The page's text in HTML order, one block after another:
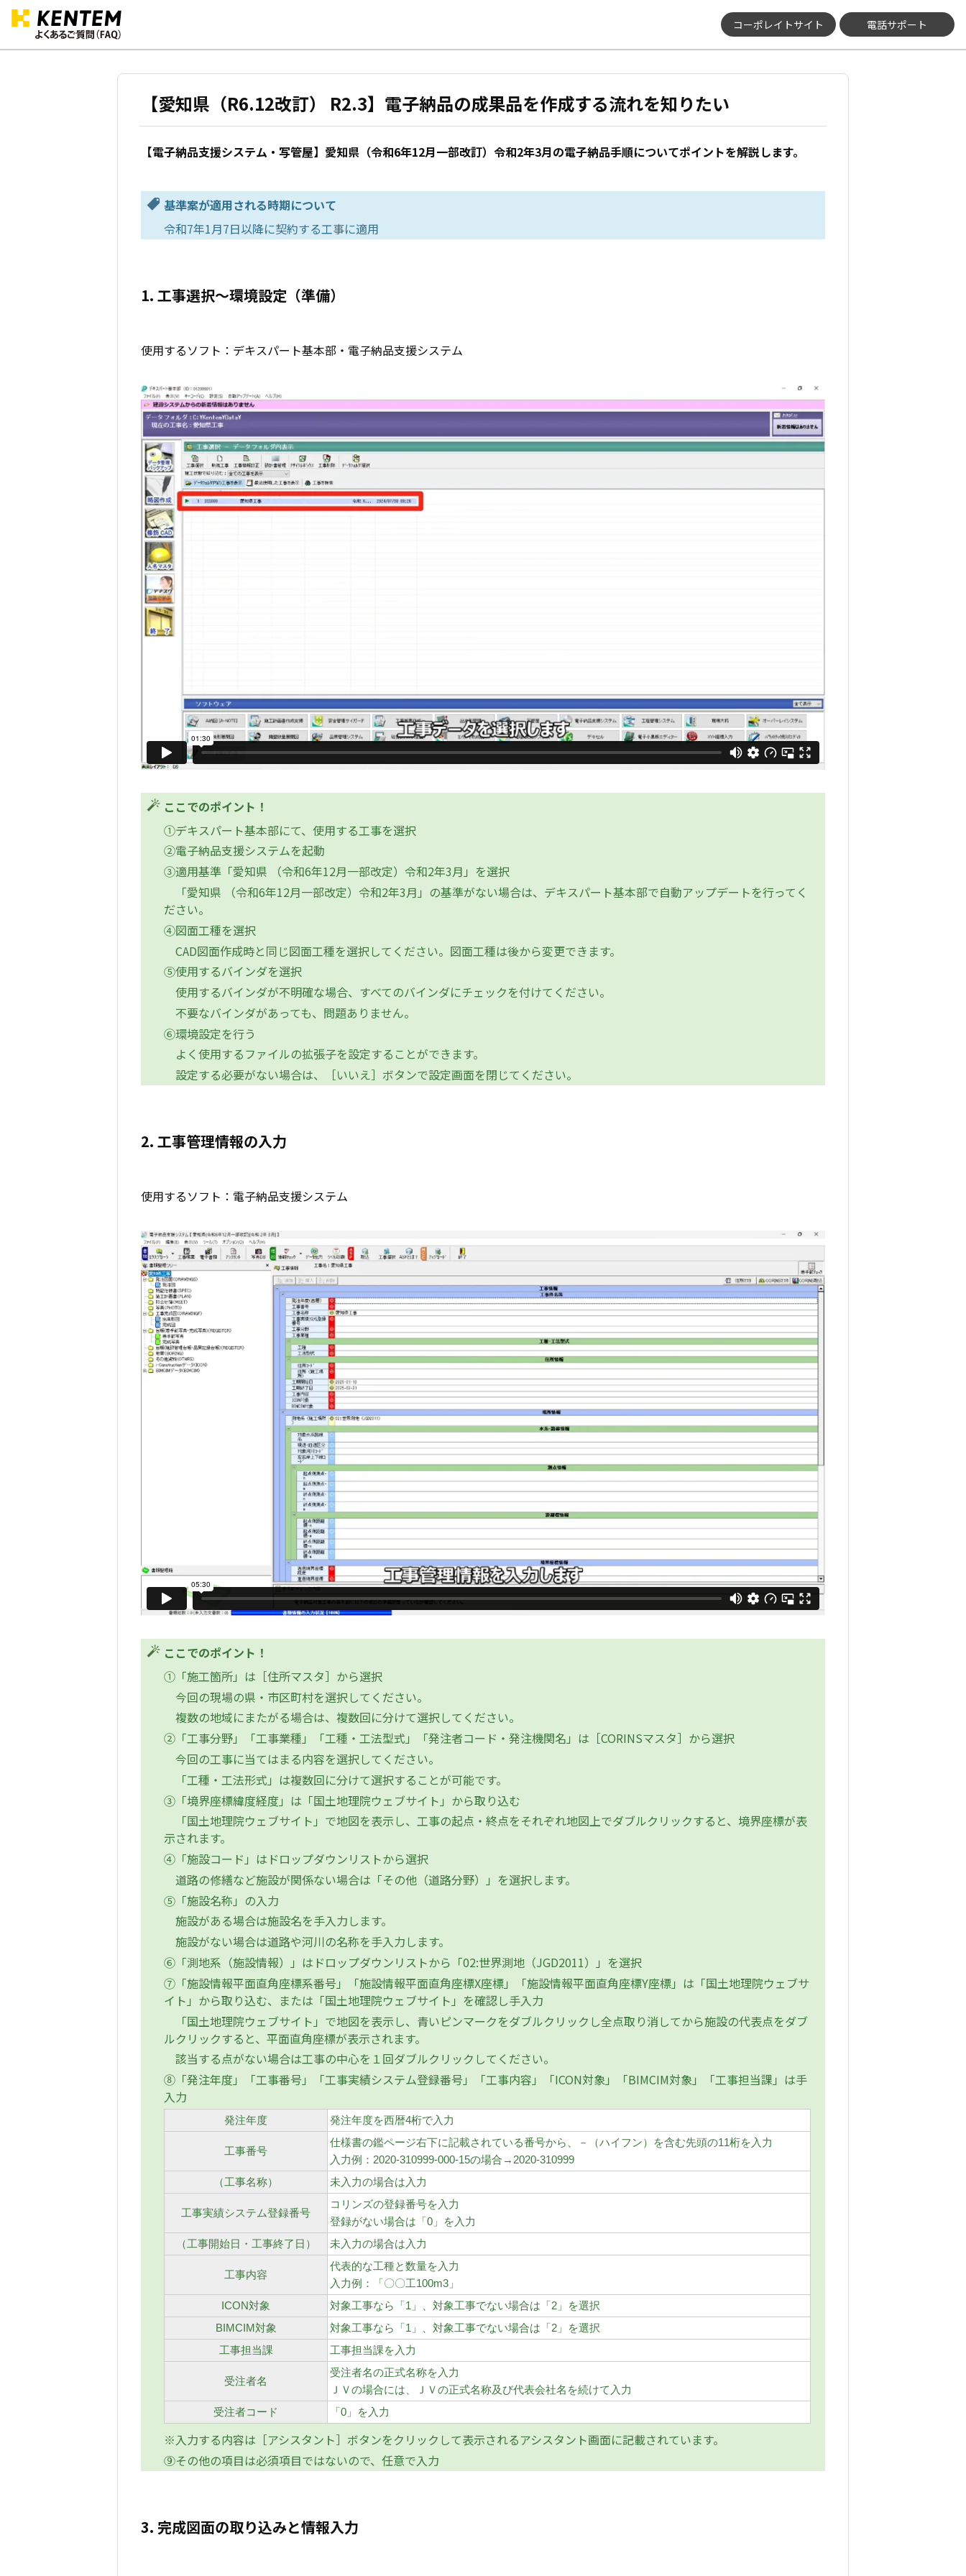
コーポレイトサイト 電話サポート
【愛知県（R6.12改訂） R2.3】電子納品の成果品を作成する流れを知りたい
【電子納品支援システム・写管屋】愛知県（令和6年12月一部改訂）令和2年3月の電子納品手順についてポイントを解説します。
基準案が適用される時期について
令和7年1月7日以降に契約する工事に適用
1. 工事選択～環境設定（準備）
使用するソフト：デキスパート基本部・電子納品支援システム
ここでのポイント！
①デキスパート基本部にて、使用する工事を選択
②電子納品支援システムを起動
③適用基準「愛知県 （令和6年12月一部改定）令和2年3月」を選択
「愛知県 （令和6年12月一部改定）令和2年3月」の基準がない場合は、デキスパート基本部で自動アップデートを行ってく
ださい。
④図面工種を選択
CAD図面作成時と同じ図面工種を選択してください。図面工種は後から変更できます。
⑤使用するバインダを選択
使用するバインダが不明確な場合、すべてのバインダにチェックを付けてください。
不要なバインダがあっても、問題ありません。
⑥環境設定を行う
よく使用するファイルの拡張子を設定することができます。
設定する必要がない場合は、［いいえ］ボタンで設定画面を閉じてください。
2. 工事管理情報の入力
使用するソフト：電子納品支援システム
ここでのポイント！
①「施工箇所」は［住所マスタ］から選択
今回の現場の県・市区町村を選択してください。
複数の地域にまたがる場合は、複数回に分けて選択してください。
②「工事分野」「工事業種」「工種・工法型式」「発注者コード・発注機関名」は［CORINSマスタ］から選択
今回の工事に当てはまる内容を選択してください。
「工種・工法形式」は複数回に分けて選択することが可能です。
③「境界座標緯度経度」は「国土地理院ウェブサイト」から取り込む
「国土地理院ウェブサイト」で地図を表示し、工事の起点・終点をそれぞれ地図上でダブルクリックすると、境界座標が表
示されます。
④「施設コード」はドロップダウンリストから選択
道路の修繕など施設が関係ない場合は「その他（道路分野）」を選択します。
⑤「施設名称」の入力
施設がある場合は施設名を手入力します。
施設がない場合は道路や河川の名称を手入力します。
⑥「測地系（施設情報）」はドロップダウンリストから「02:世界測地（JGD2011）」を選択
⑦「施設情報平面直角座標系番号」「施設情報平面直角座標X座標」「施設情報平面直角座標Y座標」は「国土地理院ウェブサ
イト」から取り込む、または「国土地理院ウェブサイト」を確認し手入力
「国土地理院ウェブサイト」で地図を表示し、青いピンマークをダブルクリックし全点取り消してから施設の代表点をダブ
ルクリックすると、平面直角座標が表示されます。
該当する点がない場合は工事の中心を１回ダブルクリックしてください。
⑧「発注年度」「工事番号」「工事実績システム登録番号」「工事内容」「ICON対象」「BIMCIM対象」「工事担当課」は手
入力
発注年度 発注年度を西暦4桁で入力
工事番号
仕様書の鑑ページ右下に記載されている番号から、－（ハイフン）を含む先頭の11桁を入力
入力例：2020-310999-000-15の場合→2020-310999
（工事名称）
未入力の場合は入力
工事実績システム登録番号
コリンズの登録番号を入力
登録がない場合は「0」を入力
（工事開始日・工事終了日）
未入力の場合は入力
工事内容
代表的な工種と数量を入力
入力例：「〇〇工100m3」
ICON対象
対象工事なら「1」、対象工事でない場合は「2」を選択
BIMCIM対象
対象工事なら「1」、対象工事でない場合は「2」を選択
工事担当課
工事担当課を入力
受注者名
受注者名の正式名称を入力
ＪＶの場合には、ＪＶの正式名称及び代表会社名を続けて入力
受注者コード
「0」を入力
※入力する内容は［アシスタント］ボタンをクリックして表示されるアシスタント画面に記載されています。
⑨その他の項目は必須項目ではないので、任意で入力
3. 完成図面の取り込みと情報入力